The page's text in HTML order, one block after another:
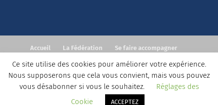
Accueil La Fédération
Se faire accompagner
©Fédération Européenne Vivre Son Deuil
Contact
Conditions générales de Service
Ce site utilise des cookies pour améliorer votre expérience.
Nous supposerons que cela vous convient, mais vous pouvez
vous désabonner si vous le souhaitez.
Réglages des
Cookie
ACCEPTEZ